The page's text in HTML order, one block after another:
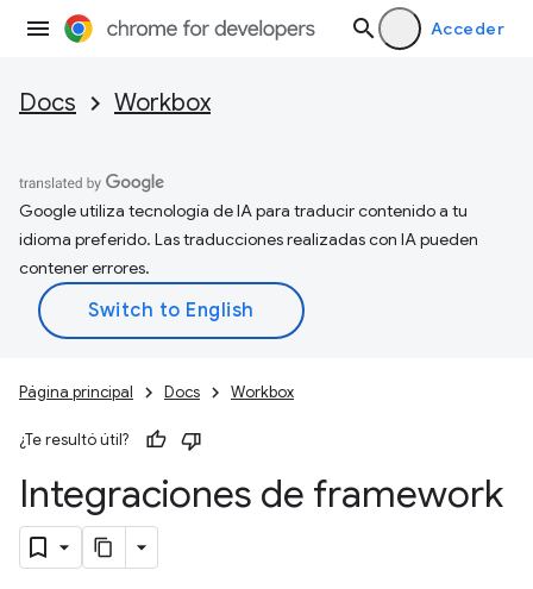
Acceder
Docs Workbox
Google utiliza tecnología de IA para traducir contenido a tu
idioma preferido. Las traducciones realizadas con IA pueden
contener errores.
Página principal Docs Workbox
¿Te resultó útil?
Integraciones de framework